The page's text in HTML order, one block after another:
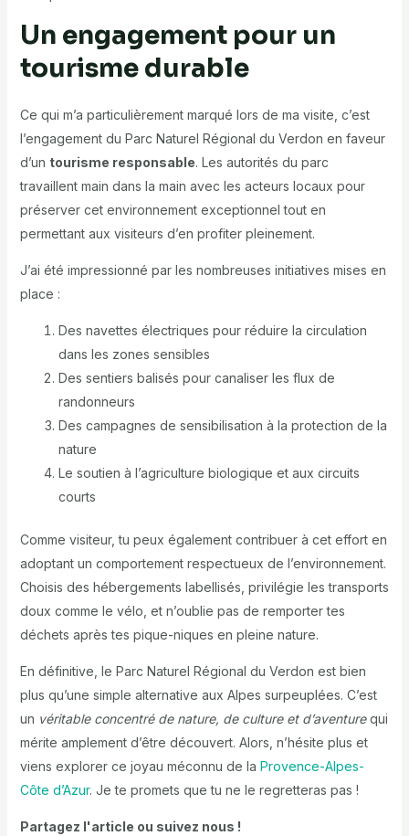
Un engagement pour un
tourisme durable
Ce qui m’a particulièrement marqué lors de ma visite, c’est
l’engagement du Parc Naturel Régional du Verdon en faveur
d’un tourisme responsable. Les autorités du parc
travaillent main dans la main avec les acteurs locaux pour
préserver cet environnement exceptionnel tout en
permettant aux visiteurs d’en profiter pleinement.
J’ai été impressionné par les nombreuses initiatives mises en
place :
Des navettes électriques pour réduire la circulation
dans les zones sensibles
Des sentiers balisés pour canaliser les flux de
randonneurs
Des campagnes de sensibilisation à la protection de la
nature
Le soutien à l’agriculture biologique et aux circuits
courts
Comme visiteur, tu peux également contribuer à cet effort en
adoptant un comportement respectueux de l’environnement.
Choisis des hébergements labellisés, privilégie les transports
doux comme le vélo, et n’oublie pas de remporter tes
déchets après tes pique-niques en pleine nature.
En définitive, le Parc Naturel Régional du Verdon est bien
plus qu’une simple alternative aux Alpes surpeuplées. C’est
un véritable concentré de nature, de culture et d’aventurequi
mérite amplement d’être découvert. Alors, n’hésite plus et
viens explorer ce joyau méconnu de la Provence-Alpes-
Côte d’Azur. Je te promets que tu ne le regretteras pas !
Partagez l'article ou suivez nous !